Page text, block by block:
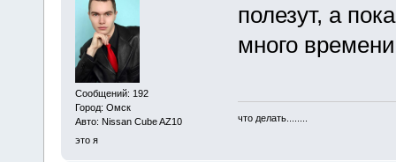
Сообщений: 192
Город: Омск
Авто: Nissan Cube AZ10
это я
полезут, а
много
что делать........